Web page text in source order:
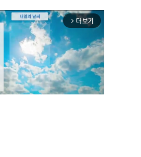
arrow_forward_ios 더보기